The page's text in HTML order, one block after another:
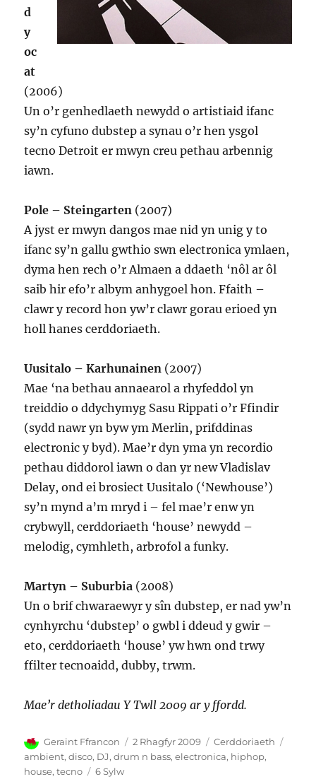
d
y
oc
at
(2006)
Un o’r genhedlaeth newydd o artistiaid ifanc
sy’n cyfuno dubstep a synau o’r hen ysgol
tecno Detroit er mwyn creu pethau arbennig
iawn.
Pole – Steingarten (2007)
A jyst er mwyn dangos mae nid yn unig y to
ifanc sy’n gallu gwthio swn electronica ymlaen,
dyma hen rech o’r Almaen a ddaeth ‘nôl ar ôl
saib hir efo’r albym anhygoel hon. Ffaith –
clawr y record hon yw’r clawr gorau erioed yn
holl hanes cerddoriaeth.
Uusitalo – Karhunainen (2007)
Mae ‘na bethau annaearol a rhyfeddol yn
treiddio o ddychymyg Sasu Rippati o’r Ffindir
(sydd nawr yn byw ym Merlin, prifddinas
electronic y byd). Mae’r dyn yma yn recordio
pethau diddorol iawn o dan yr new Vladislav
Delay, ond ei brosiect Uusitalo (‘Newhouse’)
sy’n mynd a’m mryd i – fel mae’r enw yn
crybwyll, cerddoriaeth ‘house’ newydd –
melodig, cymhleth, arbrofol a funky.
Martyn – Suburbia (2008)
Un o brif chwaraewyr y sîn dubstep, er nad yw’n
cynhyrchu ‘dubstep’ o gwbl i ddeud y gwir –
eto, cerddoriaeth ‘house’ yw hwn ond trwy
ffilter tecnoaidd, dubby, trwm.
Mae’r detholiadau Y Twll 2009 ar y ffordd.
Awdur
Geraint Ffrancon
Cofnodwyd
ar
2 Rhagfyr 2009 Categorïau
Cerddoriaeth
ambient,disco, DJ,drum n bass,electronica, hiphop,
house,tecno 6 Sylwar